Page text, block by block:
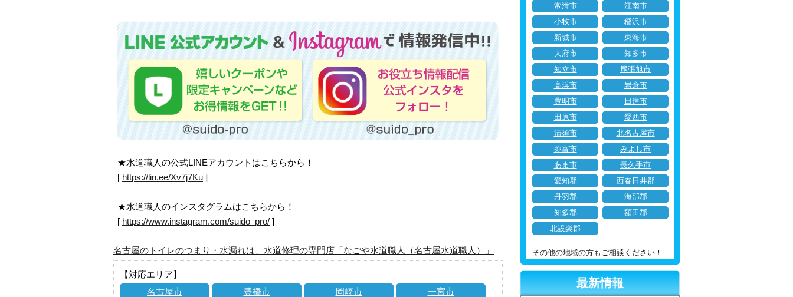
★水道職人の公式LINEアカウントはこちらから！
[ https://lin.ee/Xv7j7Ku ]
★水道職人のインスタグラムはこちらから！
[ https://www.instagram.com/suido_pro/ ]
名古屋のトイレのつまり・水漏れは、水道修理の専門店「なごや水道職人（名古屋水道職人）」
【対応エリア】
名古屋市
豊橋市 岡崎市
一宮市
常滑市
江南市
小牧市
稲沢市
新城市
東海市
大府市
知多市
知立市
尾張旭市
高浜市
岩倉市
豊明市
日進市
田原市
愛西市
清須市
北名古屋市
弥富市
みよし市
あま市
長久手市
愛知郡
西春日井郡
丹羽郡
海部郡
知多郡
額田郡
北設楽郡
その他の地域の方もご相談ください！
最新情報